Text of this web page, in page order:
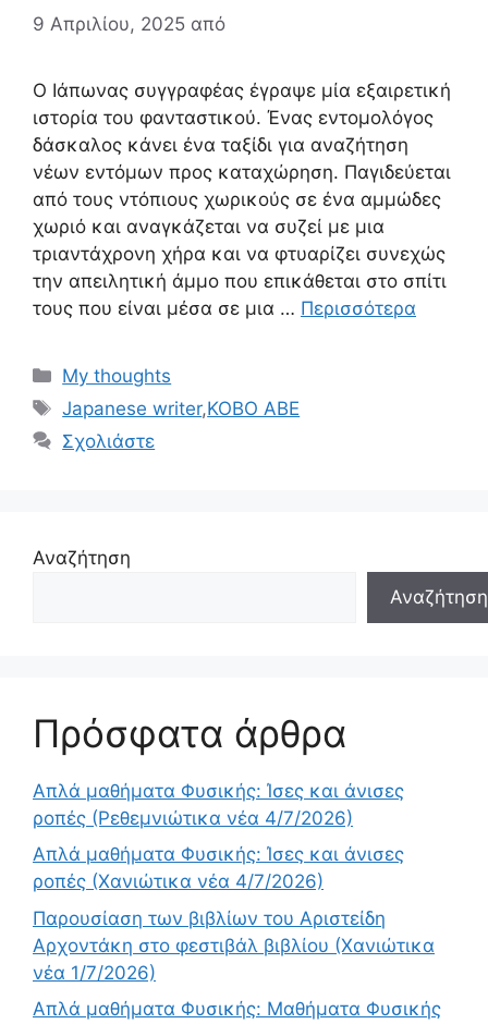
9 Απριλίου, 2025 από
Ο Ιάπωνας συγγραφέας έγραψε μία εξαιρετική
ιστορία του φανταστικού. Ένας εντομολόγος
δάσκαλος κάνει ένα ταξίδι για αναζήτηση
νέων εντόμων προς καταχώρηση. Παγιδεύεται
από τους ντόπιους χωρικούς σε ένα αμμώδες
χωριό και αναγκάζεται να συζεί με μια
τριαντάχρονη χήρα και να φτυαρίζει συνεχώς
την απειλητική άμμο που επικάθεται στο σπίτι
τους που είναι μέσα σε μια … Περισσότερα
Κατηγορίες
My thoughts
Ετικέτες
Japanese writer,KOBO ABE
Σχολιάστε
Αναζήτηση
Αναζήτηση
Πρόσφατα άρθρα
Απλά μαθήματα Φυσικής: Ίσες και άνισες
ροπές (Ρεθεμνιώτικα νέα 4/7/2026)
Απλά μαθήματα Φυσικής: Ίσες και άνισες
ροπές (Χανιώτικα νέα 4/7/2026)
Παρουσίαση των βιβλίων του Αριστείδη
Αρχοντάκη στο φεστιβάλ βιβλίου (Χανιώτικα
νέα 1/7/2026)
Απλά μαθήματα Φυσικής: Μαθήματα Φυσικής